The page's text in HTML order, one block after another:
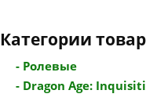
Категории
- Ролевые
- Dragon Age: